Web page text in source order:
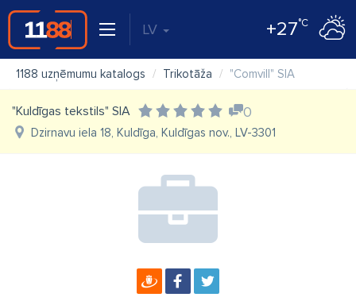
LV +27°C
1188 uzņēmumu katalogs Trikotāža "Comvill" SIA
"Kuldīgas tekstils" SIA 0
Dzirnavu iela 18, Kuldīga, Kuldīgas nov., LV-3301